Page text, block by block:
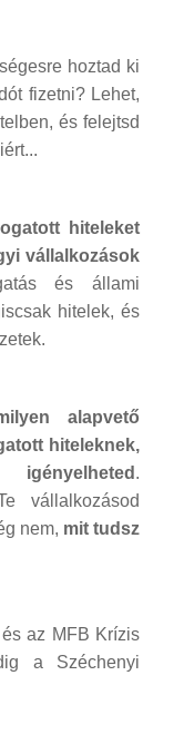
hoztad ki
fizetni? Lehet,
és felejtsd
hiteleket
vállalkozások
és állami
hitelek, és
alapvető
hiteleknek,
.
vállalkozásod
nem, mit tudsz
az MFB Krízis
a Széchenyi